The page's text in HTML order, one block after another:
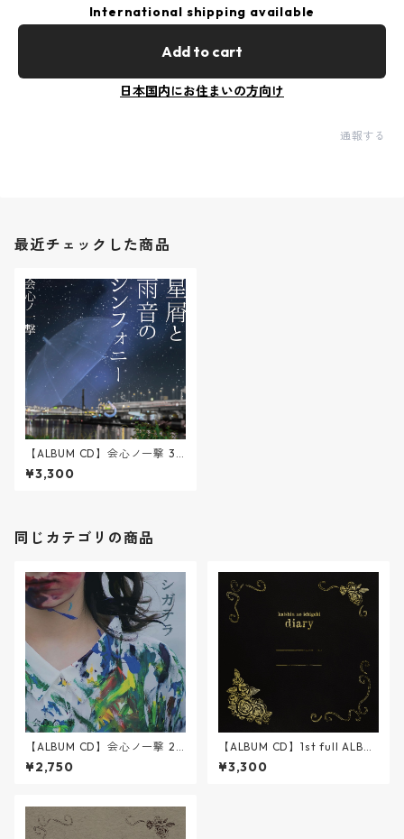
International shipping available
Add to cart
日本国内にお住まいの方向け
通報する
最近チェックした商品
【ALBUM CD】会心ノ一撃 3r
d ALBUM 『星屑と雨音のシン
フォニー』
¥3,300
同じカテゴリの商品
【ALBUM CD】会心ノ一撃 2n
d ALBUM 『シガテラ』
¥2,750
【ALBUM CD】1st full ALBU
M『diary』【現体制再録】
¥3,300